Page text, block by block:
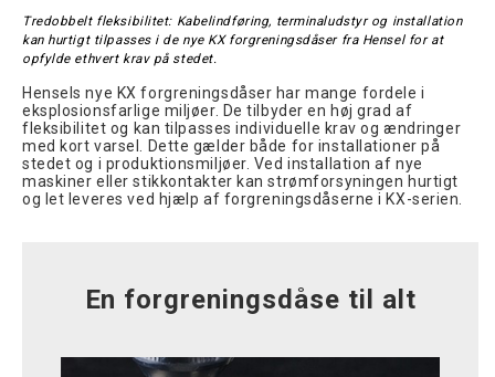
Tredobbelt fleksibilitet: Kabelindføring, terminaludstyr og installation
kan hurtigt tilpasses i de nye KX forgreningsdåser fra Hensel for at
opfylde ethvert krav på stedet.
Hensels nye KX forgreningsdåser har mange fordele i
eksplosionsfarlige miljøer. De tilbyder en høj grad af
fleksibilitet og kan tilpasses individuelle krav og ændringer
med kort varsel. Dette gælder både for installationer på
stedet og i produktionsmiljøer. Ved installation af nye
maskiner eller stikkontakter kan strømforsyningen hurtigt
og let leveres ved hjælp af forgreningsdåserne i KX-serien.
En forgreningsdåse til alt